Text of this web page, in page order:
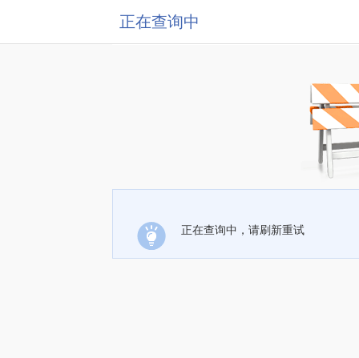
正在查询中
正在查询中，请刷新重试